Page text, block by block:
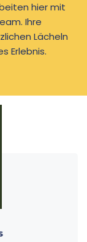
hier mit
Ihre
Lächeln
Erlebnis.